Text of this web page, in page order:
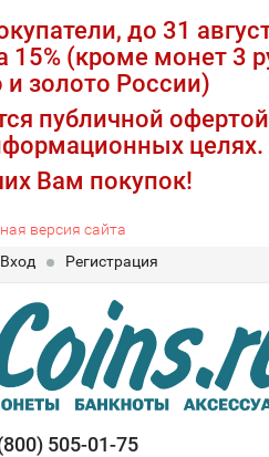
до 31
15% (кроме монет 3
и золото России)
публичной
целях.
Вам покупок!
версия сайта
Вход
Регистрация
505-01-75